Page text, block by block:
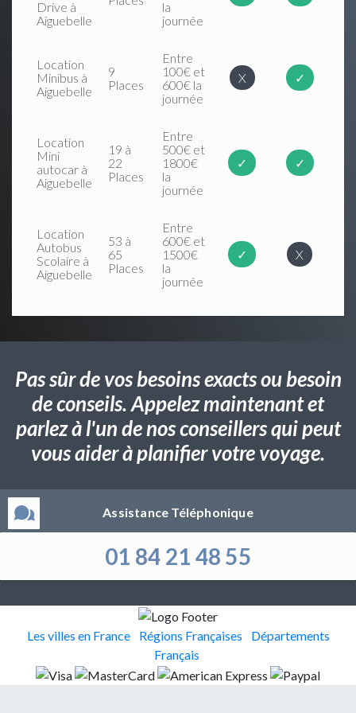
Drive à
Aiguebelle
la
journée
Location
Minibus à
Aiguebelle
9
Places
Entre
100€ et
600€ la
journée
X ✓
Location
Mini
autocar à
Aiguebelle
19 à
22
Places
Entre
500€ et
1800€
la
journée
✓ ✓
Location
Autobus
Scolaire à
Aiguebelle
53 à
65
Places
Entre
600€ et
1500€
la
journée
✓ X
Pas sûr de vos besoins exacts ou besoin
de conseils. Appelez maintenant et
parlez à l'un de nos conseillers qui peut
vous aider à planifier votre voyage.
Assistance Téléphonique
01 84 21 48 55
Les villes en France Régions Françaises
Départements
Français